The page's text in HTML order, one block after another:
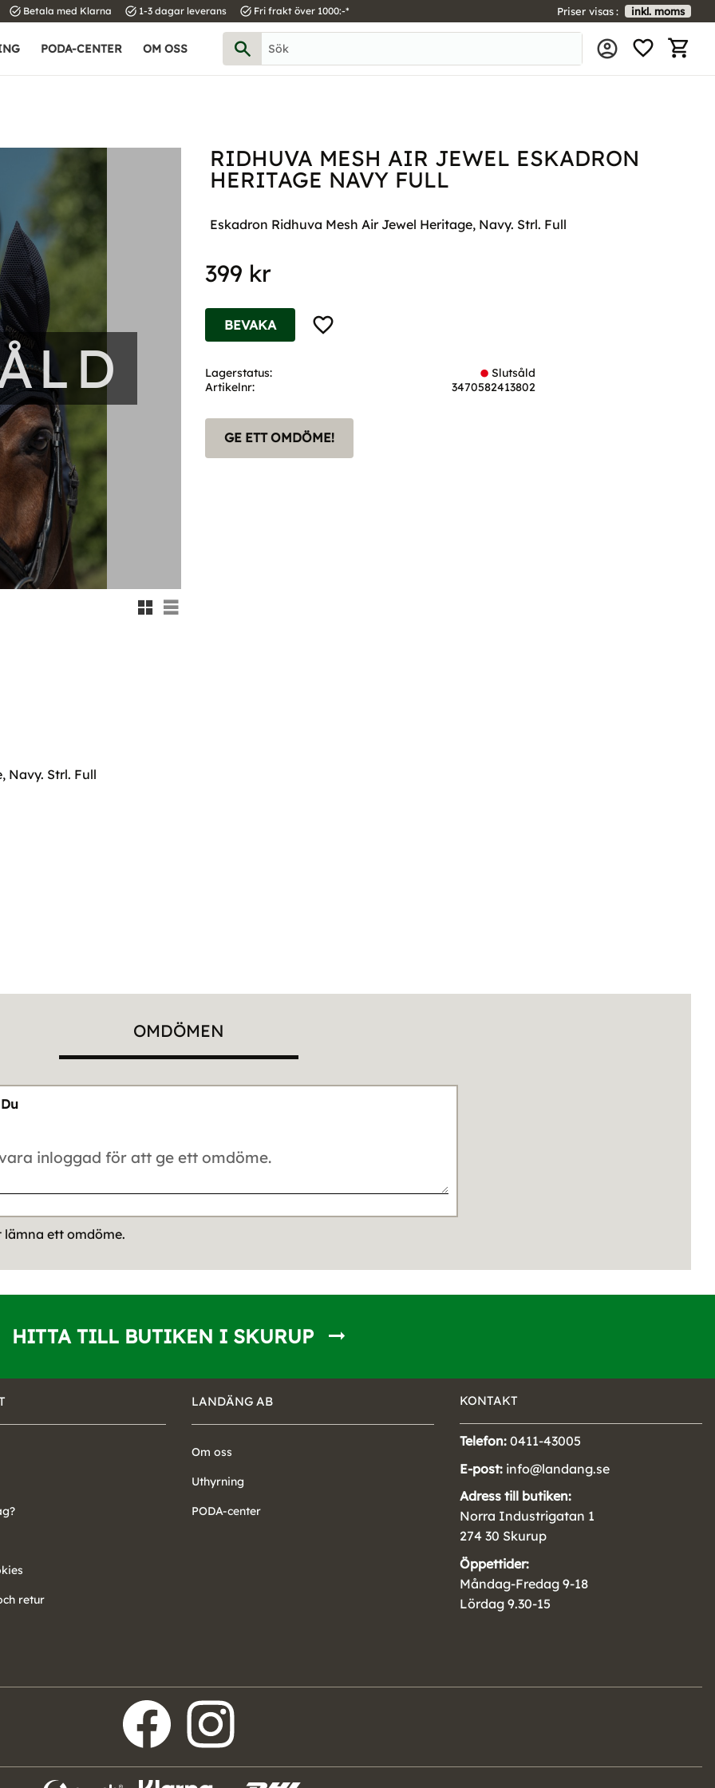
task_alt Betala med Klarna task_alt 1-3 dagar leverans task_alt Fri frakt över 1000:-* Priser visas inkl. moms
PODA-CENTER OM OSS
RIDHUVA MESH AIR JEWEL ESKADRON
HERITAGE NAVY FULL
Eskadron Ridhuva Mesh Air Jewel Heritage, Navy. Strl. Full
Rutnätsvy
Listvy
399 kr
Lägg till i favoriter
BEVAKA
Lagerstatus
Slutsåld
Artikelnr
3470582413802
GE ETT OMDÖME!
Navy. Strl. Full
OMDÖMEN
Du
ett omdöme.
HITTA TILL BUTIKEN I SKURUP
retur
LANDÄNG AB
Om oss
Uthyrning
PODA-center
KONTAKT
Telefon: 0411-43005
E-post: info@landang.se
Adress till butiken:
Norra Industrigatan 1
274 30 Skurup
Öppettider:
Måndag-Fredag 9-18
Lördag 9.30-15